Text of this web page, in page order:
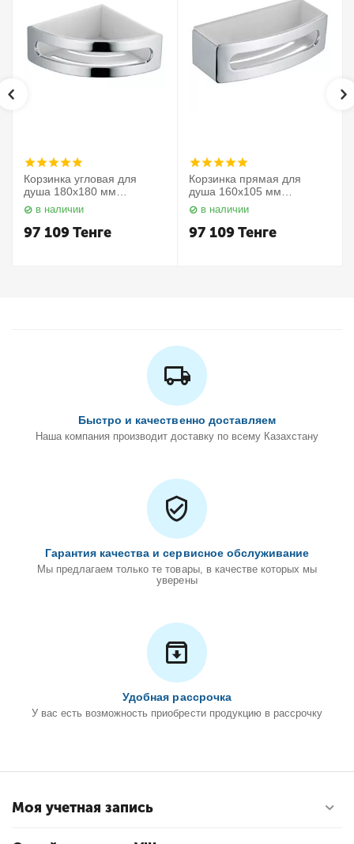
Корзинка угловая для
душа 180х180 мм
Elegance 11657010000
Keuco
в наличии
97 109Тенге
Корзинка прямая для
душа 160х105 мм
Elegance 11658010000
Keuco
в наличии
97 109Тенге
Быстро и качественно доставляем
Наша компания производит доставку по всему Казахстану
Гарантия качества и сервисное обслуживание
Мы предлагаем только те товары, в качестве которых мы
уверены
Удобная рассрочка
У вас есть возможность приобрести продукцию в рассрочку
Моя учетная запись